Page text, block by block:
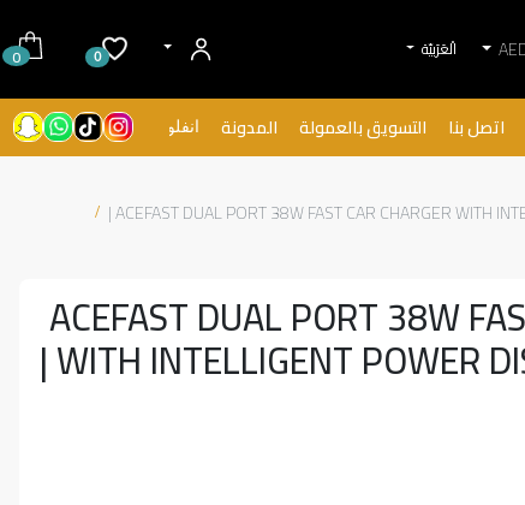
الْعَرَبيّة 0
0
اتصل بنا التسويق بالعمولة المدونة انفلونسرز
ACEFAST DUAL PORT 38W FAST CAR CHARGER WITH
ACEFAST DUAL PORT 38W
WITH INTELLIGENT POWER